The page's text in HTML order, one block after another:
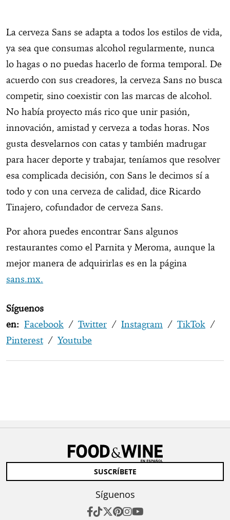
La cerveza Sans se adapta a todos los estilos de vida,
ya sea que consumas alcohol regularmente, nunca
lo hagas o no puedas hacerlo de forma temporal. De
acuerdo con sus creadores, la cerveza Sans no busca
competir, sino coexistir con las marcas de alcohol.
No había proyecto más rico que unir pasión,
innovación, amistad y cerveza a todas horas. Nos
gusta desvelarnos con catas y también madrugar
para hacer deporte y trabajar, teníamos que resolver
esa complicada decisión, con Sans le decimos sí a
todo y con una cerveza de calidad, dice Ricardo
Tinajero, cofundador de cerveza Sans.
Por ahora puedes encontrar Sans algunos
restaurantes como el Parnita y Meroma, aunque la
mejor manera de adquirirlas es en la página
sans.mx.
Síguenos
en: Facebook / Twitter / Instagram / TikTok /
Pinterest / Youtube
SUSCRÍBETE
Síguenos